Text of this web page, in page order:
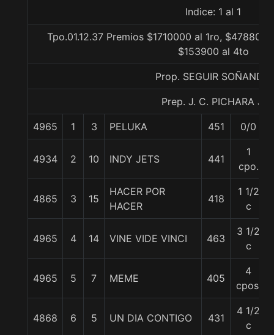
Indice: 1 al 1
Tpo.01.12.37 Premios $1710000 al 1ro,
$153900 al 4to
Prop. SEGUIR SOÑANDO
Prep. J. C. PICHARA J.
4965 1 3 PELUKA 451 0/0
4934 2 10 INDY JETS 441
1
cpo.
4865 3 15
HACER POR
HACER
418
1 1/2
c
4965 4 14 VINE VIDE VINCI 463
3 1/2
c
4965 5 7 MEME 405
4
cpos.
4868 6 5 UN DIA CONTIGO 431
4 1/2
c